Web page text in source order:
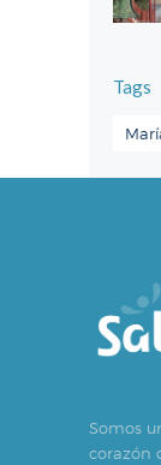
Tags
Somos
corazón